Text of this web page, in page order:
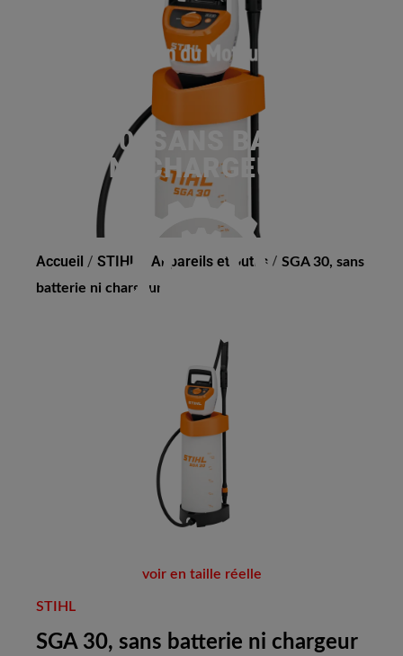
SGA 30, SANS BATTERIE
NI CHARGEUR
Accueil / STIHL Appareils et outils / SGA 30, sans
batterie ni chargeur
voir en taille réelle
STIHL
SGA 30, sans batterie ni chargeur